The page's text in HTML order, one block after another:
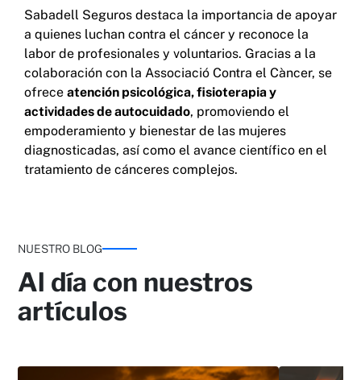
Sabadell Seguros destaca la importancia de apoyar
a quienes luchan contra el cáncer y reconoce la
labor de profesionales y voluntarios. Gracias a la
colaboración con la Associació Contra el Càncer, se
ofrece atención psicológica, fisioterapia y
actividades de autocuidado, promoviendo el
empoderamiento y bienestar de las mujeres
diagnosticadas, así como el avance científico en el
tratamiento de cánceres complejos.
NUESTRO BLOG
Al día con nuestros
artículos